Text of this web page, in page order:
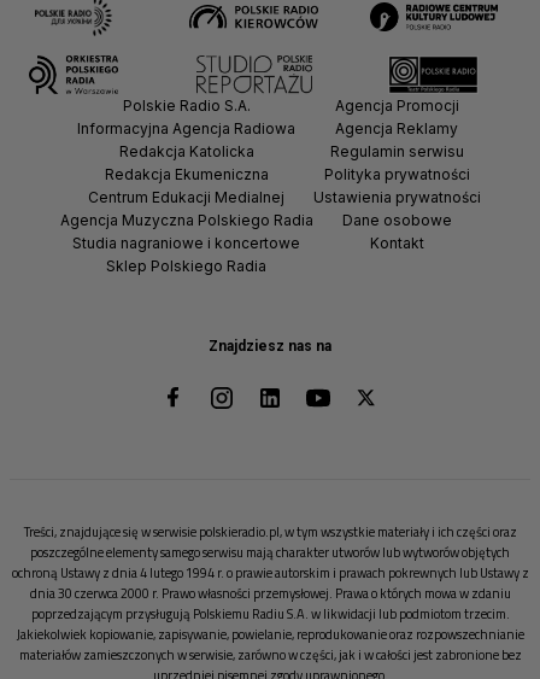
Znajdziesz nas na
Polskie Radio S.A.
Informacyjna Agencja Radiowa
Redakcja Katolicka
Redakcja Ekumeniczna
Centrum Edukacji Medialnej
Agencja Muzyczna Polskiego Radia
Studia nagraniowe i koncertowe
Sklep Polskiego Radia
Agencja Promocji
Agencja Reklamy
Regulamin serwisu
Polityka prywatności
Ustawienia prywatności
Dane osobowe
Kontakt
Treści, znajdujące się w serwisie polskieradio.pl, w tym wszystkie materiały i ich części oraz
poszczególne elementy samego serwisu mają charakter utworów lub wytworów objętych
ochroną Ustawy z dnia 4 lutego 1994 r. o prawie autorskim i prawach pokrewnych lub Ustawy z
dnia 30 czerwca 2000 r. Prawo własności przemysłowej. Prawa o których mowa w zdaniu
poprzedzającym przysługują Polskiemu Radiu S.A. w likwidacji lub podmiotom trzecim.
Jakiekolwiek kopiowanie, zapisywanie, powielanie, reprodukowanie oraz rozpowszechnianie
materiałów zamieszczonych w serwisie, zarówno w części, jak i w całości jest zabronione bez
uprzedniej pisemnej zgody uprawnionego.